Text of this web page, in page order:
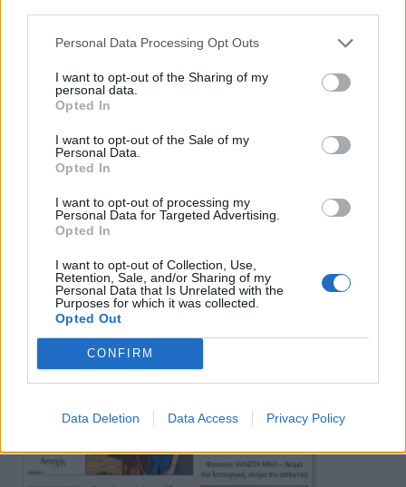
Personal Data Processing Opt Outs
I want to opt-out of the Sharing of my
personal data.
Opted In
I want to opt-out of the Sale of my
Personal Data.
Opted In
I want to opt-out of processing my
Personal Data for Targeted Advertising.
Opted In
I want to opt-out of Collection, Use,
Retention, Sale, and/or Sharing of my
Personal Data that Is Unrelated with the
Purposes for which it was collected.
Opted Out
CONFIRM
Data Deletion Data Access Privacy Policy
Πρωινή